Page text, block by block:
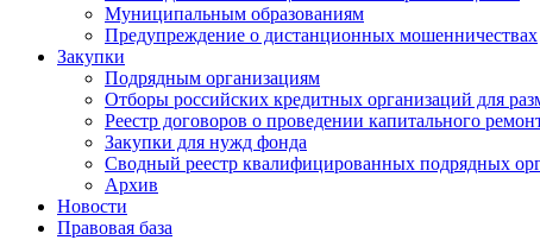
Муниципальным образованиям
Предупреждение о дистанционных мошенничествах
Закупки
Подрядным организациям
Отборы российских кредитных организаций для
Реестр договоров о проведении капитального
Закупки для нужд фонда
Сводный реестр квалифицированных подрядных
Архив
Новости
Правовая база